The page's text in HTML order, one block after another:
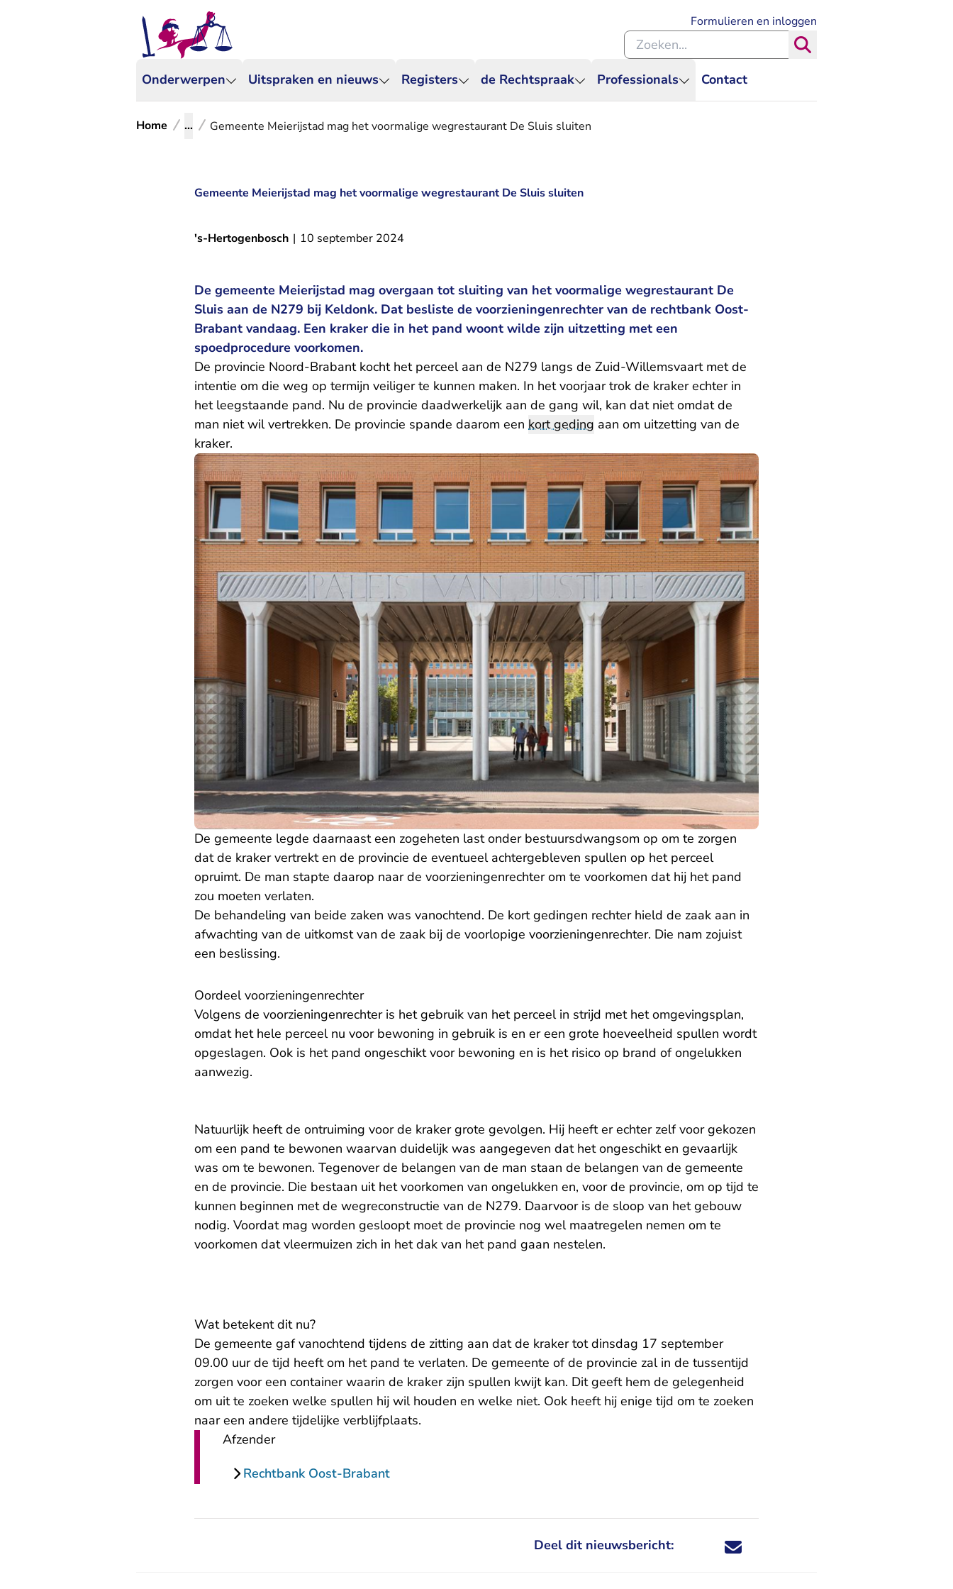
Onderwerpen Uitspraken en nieuws Registers de Rechtspraak Professionals Contact
Formulieren en inloggen
Zoeken binnen de Rechtspraak
Home ... Gemeente Meierijstad mag het voormalige wegrestaurant De Sluis sluiten
Gemeente Meierijstad mag het voormalige wegrestaurant De Sluis sluiten
's-Hertogenbosch | 10 september 2024
De gemeente Meierijstad mag overgaan tot sluiting van het voormalige wegrestaurant De
Sluis aan de N279 bij Keldonk. Dat besliste de voorzieningenrechter van de rechtbank Oost-
Brabant vandaag. Een kraker die in het pand woont wilde zijn uitzetting met een
spoedprocedure voorkomen.
De provincie Noord-Brabant kocht het perceel aan de N279 langs de Zuid-Willemsvaart met de
intentie om die weg op termijn veiliger te kunnen maken. In het voorjaar trok de kraker echter in
het leegstaande pand. Nu de provincie daadwerkelijk aan de gang wil, kan dat niet omdat de
man niet wil vertrekken. De provincie spande daarom een kort geding aan om uitzetting van de
kraker.
De gemeente legde daarnaast een zogeheten last onder bestuursdwangsom op om te zorgen
dat de kraker vertrekt en de provincie de eventueel achtergebleven spullen op het perceel
opruimt. De man stapte daarop naar de voorzieningenrechter om te voorkomen dat hij het pand
zou moeten verlaten.
De behandeling van beide zaken was vanochtend. De kort gedingen rechter hield de zaak aan in
afwachting van de uitkomst van de zaak bij de voorlopige voorzieningenrechter. Die nam zojuist
een beslissing.
Oordeel voorzieningenrechter
Volgens de voorzieningenrechter is het gebruik van het perceel in strijd met het omgevingsplan,
omdat het hele perceel nu voor bewoning in gebruik is en er een grote hoeveelheid spullen wordt
opgeslagen. Ook is het pand ongeschikt voor bewoning en is het risico op brand of ongelukken
aanwezig.
Natuurlijk heeft de ontruiming voor de kraker grote gevolgen. Hij heeft er echter zelf voor gekozen
om een pand te bewonen waarvan duidelijk was aangegeven dat het ongeschikt en gevaarlijk
was om te bewonen. Tegenover de belangen van de man staan de belangen van de gemeente
en de provincie. Die bestaan uit het voorkomen van ongelukken en, voor de provincie, om op tijd te
kunnen beginnen met de wegreconstructie van de N279. Daarvoor is de sloop van het gebouw
nodig. Voordat mag worden gesloopt moet de provincie nog wel maatregelen nemen om te
voorkomen dat vleermuizen zich in het dak van het pand gaan nestelen.
Wat betekent dit nu?
De gemeente gaf vanochtend tijdens de zitting aan dat de kraker tot dinsdag 17 september
09.00 uur de tijd heeft om het pand te verlaten. De gemeente of de provincie zal in de tussentijd
zorgen voor een container waarin de kraker zijn spullen kwijt kan. Dit geeft hem de gelegenheid
om uit te zoeken welke spullen hij wil houden en welke niet. Ook heeft hij enige tijd om te zoeken
naar een andere tijdelijke verblijfplaats.
Afzender
Rechtbank Oost-Brabant
Deel dit nieuwsbericht: Deel dit nieuwsbericht via X - U verlaat
Deel dit nieuwsbericht via Facebook - U
Deel dit nieuwsbericht via e-mail
Deel dit nieuwsbericht via LinkedIn - U